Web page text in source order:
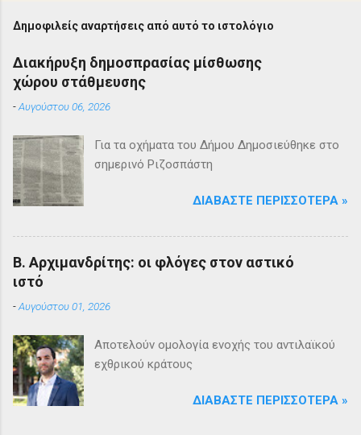
Δημοφιλείς αναρτήσεις από αυτό το ιστολόγιο
Διακήρυξη δημοσπρασίας μίσθωσης
χώρου στάθμευσης
-Αυγούστου 06, 2026
Για τα οχήματα του Δήμου Δημοσιεύθηκε στο
σημερινό Ριζοσπάστη
ΔΙΑΒΆΣΤΕ ΠΕΡΙΣΣΌΤΕΡΑ »
Β. Αρχιμανδρίτης: οι φλόγες στον αστικό
ιστό
-Αυγούστου 01, 2026
Αποτελούν ομολογία ενοχής του αντιλαϊκού
εχθρικού κράτους
ΔΙΑΒΆΣΤΕ ΠΕΡΙΣΣΌΤΕΡΑ »